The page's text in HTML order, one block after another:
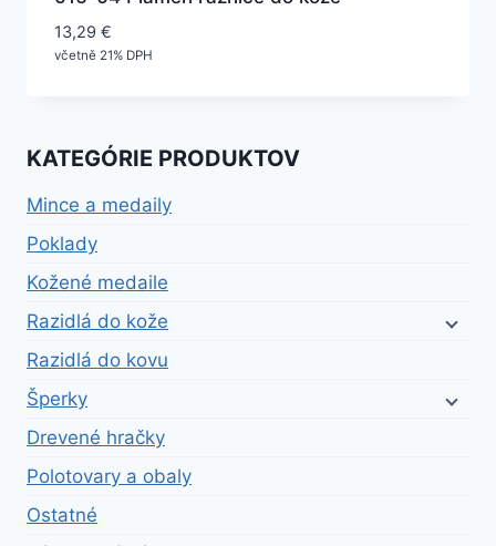
13,29 €
včetně 21% DPH
KATEGÓRIE PRODUKTOV
Mince a medaily
Poklady
Kožené medaile
Razidlá do kože
Razidlá do kovu
Šperky
Drevené hračky
Polotovary a obaly
Ostatné